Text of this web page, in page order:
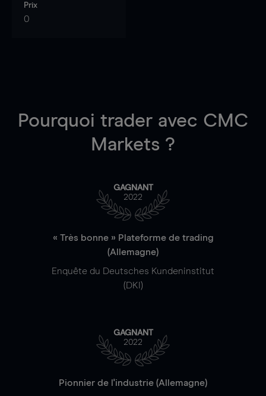
Prix
0
Pourquoi trader avec CMC
Markets ?
GAGNANT
2022
« Très bonne » Plateforme de trading
(Allemagne)
Enquête du Deutsches Kundeninstitut
(DKI)
GAGNANT
2022
Pionnier de l'industrie (Allemagne)